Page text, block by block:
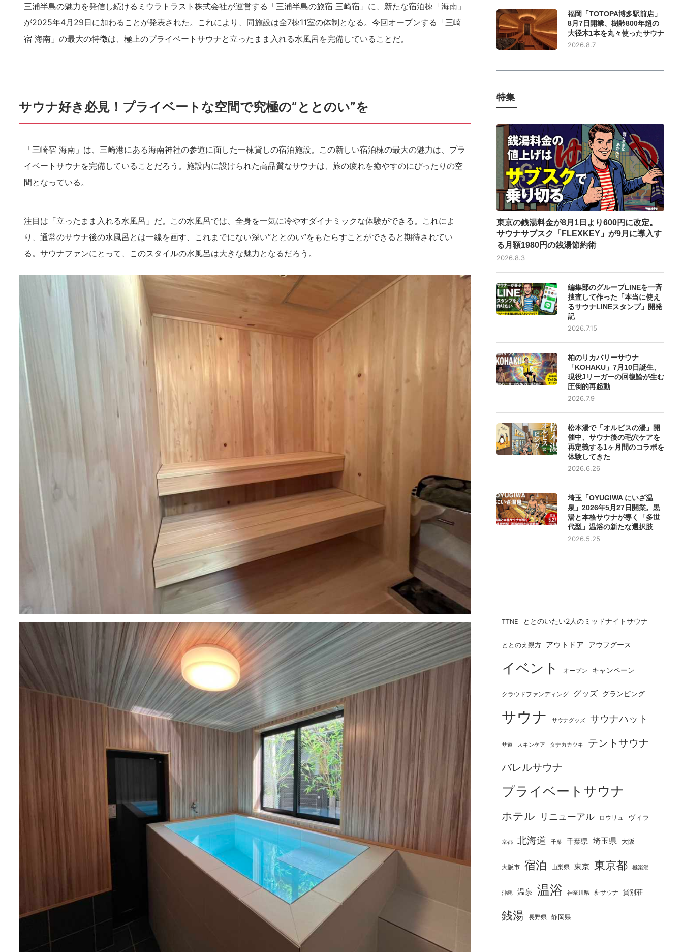
三浦半島の魅力を発信し続けるミウラトラスト株式会社が運営する「三浦半島の旅宿 三崎宿」に、新たな宿泊棟「海南」
が2025年4月29日に加わることが発表された。これにより、同施設は全7棟11室の体制となる。今回オープンする「三崎
宿 海南」の最大の特徴は、極上のプライベートサウナと立ったまま入れる水風呂を完備していることだ。
サウナ好き必見！プライベートな空間で究極の”ととのい”を
「三崎宿 海南」は、三崎港にある海南神社の参道に面した一棟貸しの宿泊施設。この新しい宿泊棟の最大の魅力は、プラ
イベートサウナを完備していることだろう。施設内に設けられた高品質なサウナは、旅の疲れを癒やすのにぴったりの空
間となっている。
注目は「立ったまま入れる水風呂」だ。この水風呂では、全身を一気に冷やすダイナミックな体験ができる。これによ
り、通常のサウナ後の水風呂とは一線を画す、これまでにない深い”ととのい”をもたらすことができると期待されてい
る。サウナファンにとって、このスタイルの水風呂は大きな魅力となるだろう。
福岡「TOTOPA博多駅前店」
8月7日開業、樹齢800年超の
大径木1本を丸々使ったサウナ
2026.8.7
特集
東京の銭湯料金が8月1日より600円に改定。
サウナサブスク「FLEXKEY」が9月に導入す
る月額1980円の銭湯節約術
2026.8.3
編集部のグループLINEを一斉
捜査して作った「本当に使え
るサウナLINEスタンプ」開発
記
2026.7.15
柏のリカバリーサウナ
「KOHAKU」7月10日誕生、
現役Jリーガーの回復論が生む
圧倒的再起動
2026.7.9
松本湯で「オルビスの湯」開
催中、サウナ後の毛穴ケアを
再定義する1ヶ月間のコラボを
体験してきた
2026.6.26
埼玉「OYUGIWA にいざ温
泉」2026年5月27日開業。黒
湯と本格サウナが導く「多世
代型」温浴の新たな選択肢
2026.5.25
TTNE ととのいたい2人のミッドナイトサウナ
ととのえ親方 アウトドア アウフグース
イベント オープン キャンペーン
クラウドファンディング グッズ グランピング
サウナ サウナグッズ サウナハット
サ道 スキンケア タナカカツキ
テントサウナ
バレルサウナ
プライベートサウナ
ホテル リニューアル ロウリュ ヴィラ
京都 北海道 千葉 千葉県 埼玉県 大阪
大阪市 宿泊 山梨県 東京 東京都 極楽湯
沖縄 温泉 温浴 神奈川県 薪サウナ 貸別荘
銭湯 長野県 静岡県